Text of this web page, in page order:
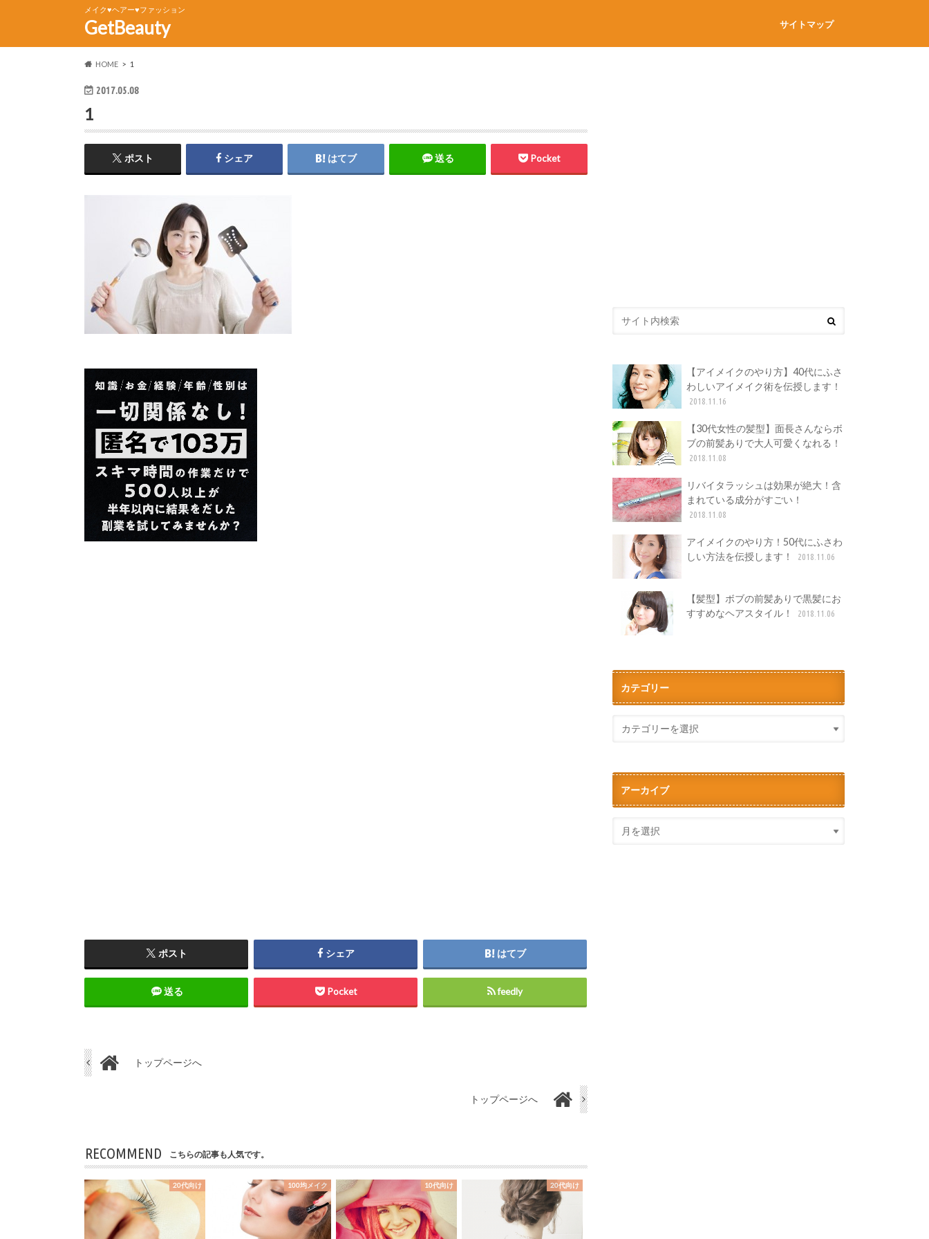
メイク♥ヘアー♥ファッション
GetBeauty サイトマップ
HOME 1
2017.05.08
1
ポスト シェア はてブ 送る Pocket
ポスト シェア はてブ
送る Pocket feedly
トップページへ
トップページへ
RECOMMEND こちらの記事も人気です。
20代向け 100均メイク 10代向け 20代向け
【アイメイクのやり方】40代にふさ
わしいアイメイク術を伝授します！
2018.11.16
【30代女性の髪型】面長さんならボ
ブの前髪ありで大人可愛くなれる！
2018.11.08
リバイタラッシュは効果が絶大！含
まれている成分がすごい！
2018.11.08
アイメイクのやり方！50代にふさわ
しい方法を伝授します！
2018.11.06
【髪型】ボブの前髪ありで黒髪にお
すすめなヘアスタイル！
2018.11.06
カテゴリー
アーカイブ